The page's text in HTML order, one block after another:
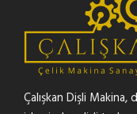
Çalışkan Dişli Makina,